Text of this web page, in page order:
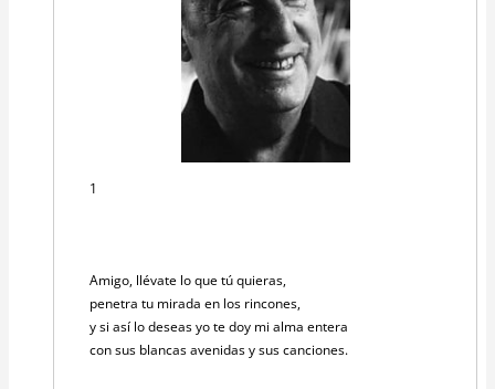
1
Amigo, llévate lo que tú quieras,
penetra tu mirada en los rincones,
y si así lo deseas yo te doy mi alma entera
con sus blancas avenidas y sus canciones.